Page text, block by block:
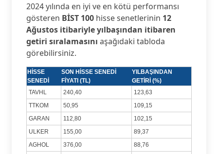
2024 yılında en iyi ve en kötü performansı
gösteren BİST 100 hisse senetlerinin 12
Ağustos itibariyle yılbaşından itibaren
getiri sıralamasını aşağıdaki tabloda
görebilirsiniz.
HİSSE
SENEDİ
SON HİSSE SENEDİ
FİYATI (TL)
YILBAŞINDAN
GETİRİ (%)
TAVHL
240,40
123,63
TTKOM
50,95
109,15
GARAN
112,80
102,15
ULKER
155,00
89,37
AGHOL
376,00
88,76